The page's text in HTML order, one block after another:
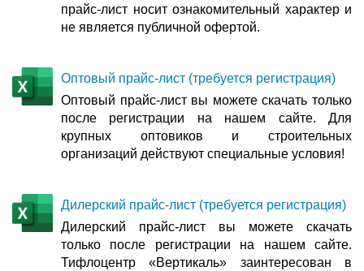
прайс-лист носит ознакомительный характер и
не является публичной офертой.
Оптовый прайс-лист (требуется регистрация)
Оптовый прайс-лист вы можете скачать только
после регистрации на нашем сайте. Для
крупных оптовиков и строительных
организаций действуют специальные условия!
Дилерский прайс-лист (требуется регистрация)
Дилерский прайс-лист вы можете скачать
только после регистрации на нашем сайте.
Тифлоцентр «Вертикаль» заинтересован в